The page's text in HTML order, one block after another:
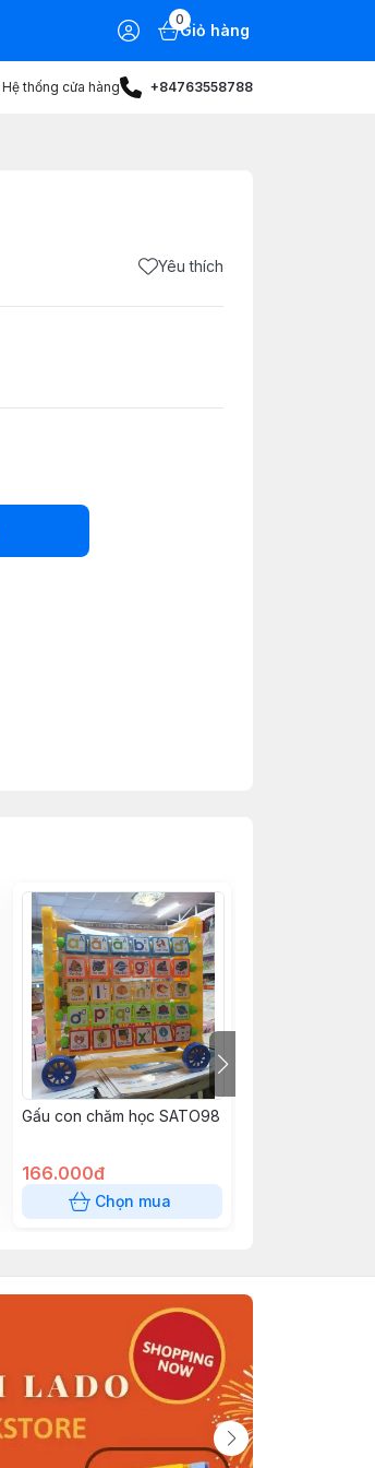
0
Giỏ hàng
Hệ thống cửa hàng +84763558788
Yêu thích
Gấu con chăm học SATO98
166.000đ
Chọn mua